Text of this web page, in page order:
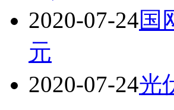
2020-07-24国
元
2020-07-24光